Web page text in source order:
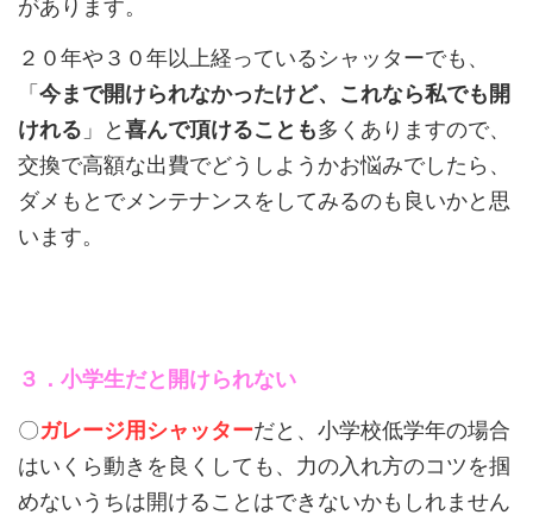
があります。
２０年や３０年以上経っているシャッターでも、
「今まで開けられなかったけど、これなら私でも開
けれる 」と喜んで頂けることも多くありますので、
交換で高額な出費でどうしようかお悩みでしたら、
ダメもとでメンテナンスをしてみるのも良いかと思
います。
３．小学生だと開けられない
〇ガレージ用シャッターだと、小学校低学年の場合
はいくら動きを良くしても、力の入れ方のコツを掴
めないうちは開けることはできないかもしれません